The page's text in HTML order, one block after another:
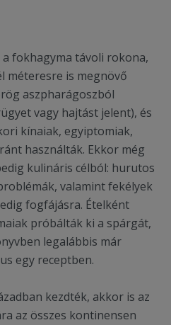
fokhagyma távoli rokona,
méteresre is megnövő
aszpharágoszból
vagy hajtást jelent), és
kínaiak, egyiptomiak,
használták. Ekkor még
kulináris célból: hurutos
valamint fekélyek
fogfájásra. Ételként
próbálták ki a spárgát,
legalábbis már
egy receptben.
kezdték, akkor is az
az összes kontinensen